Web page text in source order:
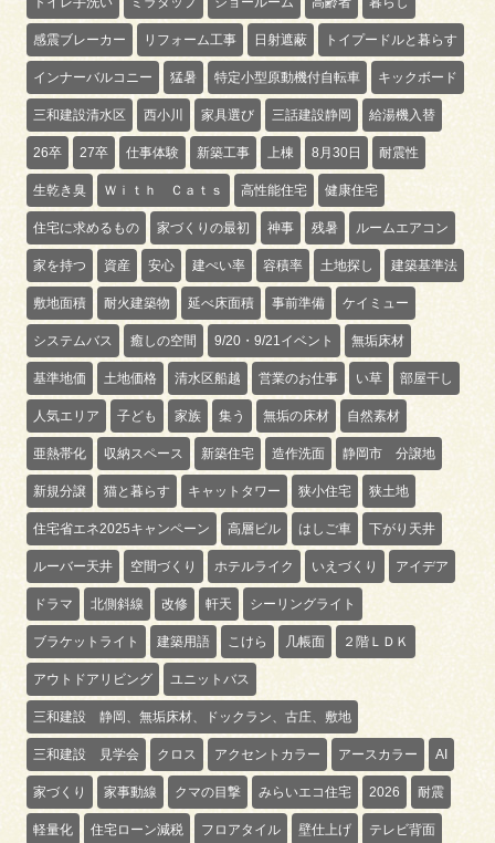
感震ブレーカー リフォーム工事 日射遮蔽 トイプードルと暮らす
インナーバルコニー 猛暑 特定小型原動機付自転車 キックボード
三和建設清水区 西小川 家具選び 三話建設静岡 給湯機入替
26卒 27卒 仕事体験 新築工事 上棟 8月30日 耐震性
生乾き臭 Ｗｉｔｈ Ｃａｔｓ 高性能住宅 健康住宅
住宅に求めるもの 家づくりの最初 神事 残暑 ルームエアコン
家を持つ 資産 安心 建ぺい率 容積率 土地探し 建築基準法
敷地面積 耐火建築物 延べ床面積 事前準備 ケイミュー
システムバス 癒しの空間 9/20・9/21イベント 無垢床材
基準地価 土地価格 清水区船越 営業のお仕事 い草 部屋干し
人気エリア 子ども 家族 集う 無垢の床材 自然素材
亜熱帯化 収納スペース 新築住宅 造作洗面 静岡市 分譲地
新規分譲 猫と暮らす キャットタワー 狭小住宅 狭土地
住宅省エネ2025キャンペーン 高層ビル はしご車 下がり天井
ルーバー天井 空間づくり ホテルライク いえづくり アイデア
ドラマ 北側斜線 改修 軒天 シーリングライト
ブラケットライト 建築用語 こけら 几帳面 ２階ＬＤＫ
アウトドアリビング ユニットバス
三和建設 静岡、無垢床材、ドックラン、古庄、敷地
三和建設 見学会 クロス アクセントカラー アースカラー AI
家づくり 家事動線 クマの目撃 みらいエコ住宅 2026 耐震
軽量化 住宅ローン減税 フロアタイル 壁仕上げ テレビ背面